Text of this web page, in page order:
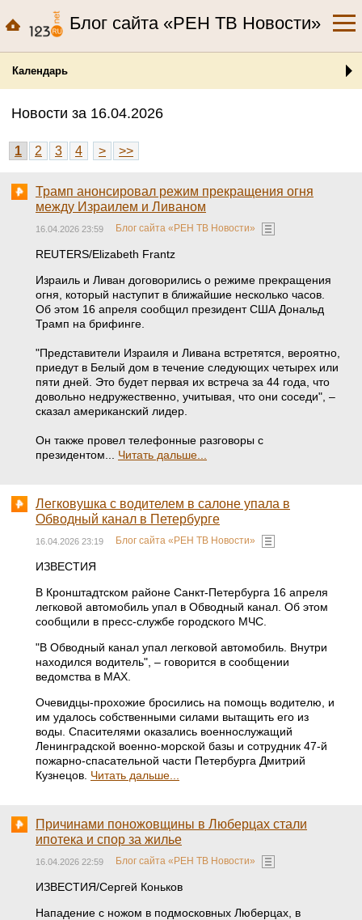
Блог сайта «РЕН ТВ Новости»
Календарь
Новости за 16.04.2026
1 2 3 4 > >>
Трамп анонсировал режим прекращения огня
между Израилем и Ливаном
16.04.2026 23:59 Блог сайта «РЕН ТВ Новости»
REUTERS/Elizabeth Frantz
Израиль и Ливан договорились о режиме прекращения
огня, который наступит в ближайшие несколько часов.
Об этом 16 апреля сообщил президент США Дональд
Трамп на брифинге.
"Представители Израиля и Ливана встретятся, вероятно,
приедут в Белый дом в течение следующих четырех или
пяти дней. Это будет первая их встреча за 44 года, что
довольно недружественно, учитывая, что они соседи", –
сказал американский лидер.
Он также провел телефонные разговоры с
президентом... Читать дальше...
Легковушка с водителем в салоне упала в
Обводный канал в Петербурге
16.04.2026 23:19 Блог сайта «РЕН ТВ Новости»
ИЗВЕСТИЯ
В Кронштадтском районе Санкт-Петербурга 16 апреля
легковой автомобиль упал в Обводный канал. Об этом
сообщили в пресс-службе городского МЧС.
"В Обводный канал упал легковой автомобиль. Внутри
находился водитель", – говорится в сообщении
ведомства в МАХ.
Очевидцы-прохожие бросились на помощь водителю, и
им удалось собственными силами вытащить его из
воды. Спасителями оказались военнослужащий
Ленинградской военно-морской базы и сотрудник 47-й
пожарно-спасательной части Петербурга Дмитрий
Кузнецов. Читать дальше...
Причинами поножовщины в Люберцах стали
ипотека и спор за жилье
16.04.2026 22:59 Блог сайта «РЕН ТВ Новости»
ИЗВЕСТИЯ/Сергей Коньков
Нападение с ножом в подмосковных Люберцах, в